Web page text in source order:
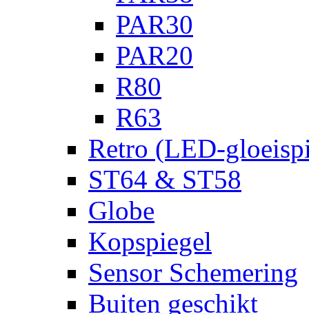
PAR30
PAR20
R80
R63
Retro (LED-
ST64 & ST58
Globe
Kopspiegel
Sensor Schemering
Buiten geschikt